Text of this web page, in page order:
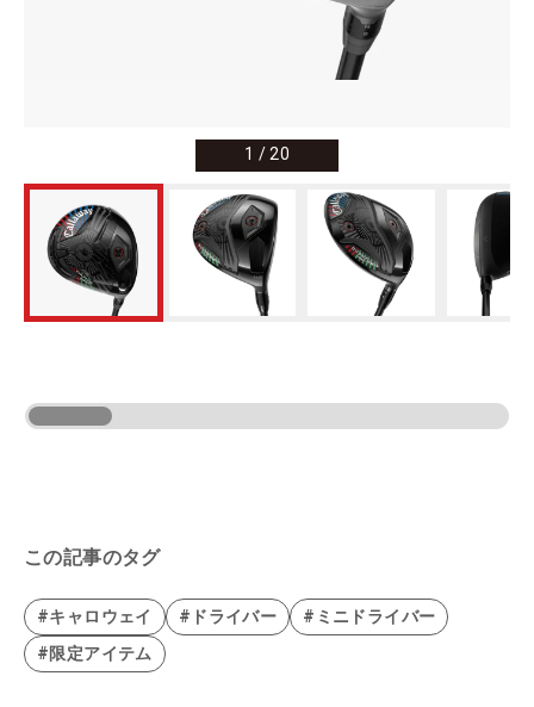
1 /20
この記事のタグ
#キャロウェイ #ドライバー
#ミニドライバー
#限定アイテム